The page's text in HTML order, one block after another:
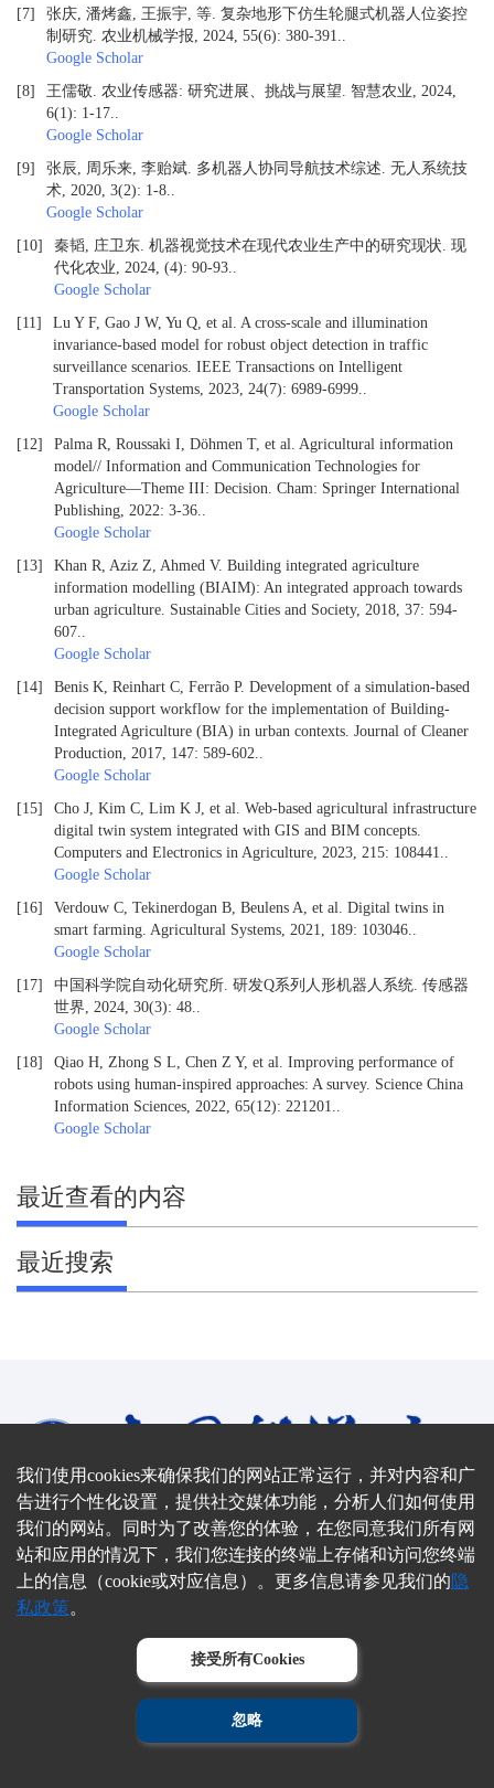
[7]
张庆, 潘烤鑫, 王振宇, 等. 复杂地形下仿生轮腿式机器人位姿控
制研究. 农业机械学报, 2024, 55(6): 380-391..
Google Scholar
[8]
王儒敬. 农业传感器: 研究进展、挑战与展望. 智慧农业, 2024,
6(1): 1-17..
Google Scholar
[9]
张辰, 周乐来, 李贻斌. 多机器人协同导航技术综述. 无人系统技
术, 2020, 3(2): 1-8..
Google Scholar
[10]
秦韬, 庄卫东. 机器视觉技术在现代农业生产中的研究现状. 现
代化农业, 2024, (4): 90-93..
Google Scholar
[11]
Lu Y F, Gao J W, Yu Q, et al. A cross-scale and illumination
invariance-based model for robust object detection in traffic
surveillance scenarios. IEEE Transactions on Intelligent
Transportation Systems, 2023, 24(7): 6989-6999..
Google Scholar
[12]
Palma R, Roussaki I, Döhmen T, et al. Agricultural information
model// Information and Communication Technologies for
Agriculture—Theme III: Decision. Cham: Springer International
Publishing, 2022: 3-36..
Google Scholar
[13]
Khan R, Aziz Z, Ahmed V. Building integrated agriculture
information modelling (BIAIM): An integrated approach towards
urban agriculture. Sustainable Cities and Society, 2018, 37: 594-
607..
Google Scholar
[14]
Benis K, Reinhart C, Ferrão P. Development of a simulation-based
decision support workflow for the implementation of Building-
Integrated Agriculture (BIA) in urban contexts. Journal of Cleaner
Production, 2017, 147: 589-602..
Google Scholar
[15]
Cho J, Kim C, Lim K J, et al. Web-based agricultural infrastructure
digital twin system integrated with GIS and BIM concepts.
Computers and Electronics in Agriculture, 2023, 215: 108441..
Google Scholar
[16]
Verdouw C, Tekinerdogan B, Beulens A, et al. Digital twins in
smart farming. Agricultural Systems, 2021, 189: 103046..
Google Scholar
[17]
中国科学院自动化研究所. 研发Q系列人形机器人系统. 传感器
世界, 2024, 30(3): 48..
Google Scholar
[18]
Qiao H, Zhong S L, Chen Z Y, et al. Improving performance of
robots using human-inspired approaches: A survey. Science China
Information Sciences, 2022, 65(12): 221201..
Google Scholar
最近查看的内容
最近搜索
地址：北京市三里河路52号 邮编：100864
联系电话：（010）68597911
本系统建议在Chrome、 IE9+ 以上版本浏览器阅读本站内容，360浏
验。使用本网站，即表示您同意我们使用Cookies
我们使用cookies来确保我们的网站正常运行，并对内容和广
告进行个性化设置，提供社交媒体功能，分析人们如何使用
我们的网站。同时为了改善您的体验，在您同意我们所有网
站和应用的情况下，我们您连接的终端上存储和访问您终端
上的信息（cookie或对应信息）。更多信息请参见我们的隐
私政策。
接受所有Cookies
忽略